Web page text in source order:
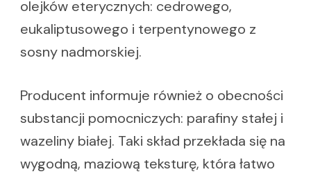
olejków eterycznych: cedrowego,
eukaliptusowego i terpentynowego z
sosny nadmorskiej.
Producent informuje również o obecności
substancji pomocniczych: parafiny stałej i
wazeliny białej. Taki skład przekłada się na
wygodną, maziową teksturę, która łatwo